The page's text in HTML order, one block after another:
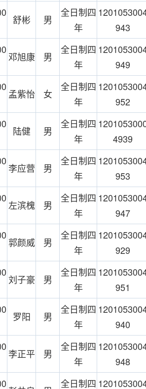
舒彬 男
全日制四
年
943
邓旭康 男
全日制四
年
949
孟紫怡 女
全日制四
年
952
陆健 男
全日制四
年
4939
李应营 男
全日制四
年
953
左滨槐 男
全日制四
年
947
郭颜威 男
全日制四
年
929
刘子豪 男
全日制四
年
951
罗阳 男
全日制四
年
940
李正平 男
全日制四
年
948
全日制四